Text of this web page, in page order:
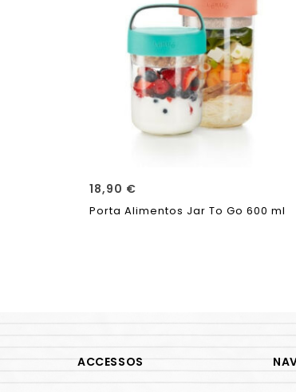
18,90 €
Porta Alimentos Jar To Go 600 ml
ACCESSOS